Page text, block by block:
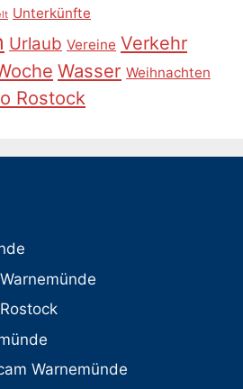
Unterkünfte
Urlaub Vereine Verkehr
Wasser Weihnachten
Rostock
Warnemünde